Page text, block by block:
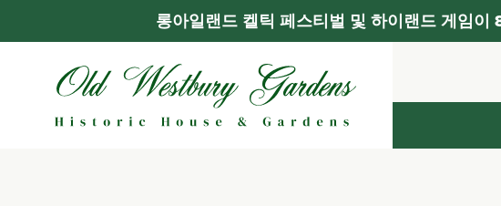
롱아일랜드 켈틱 페스티벌 및 하이랜드 게임